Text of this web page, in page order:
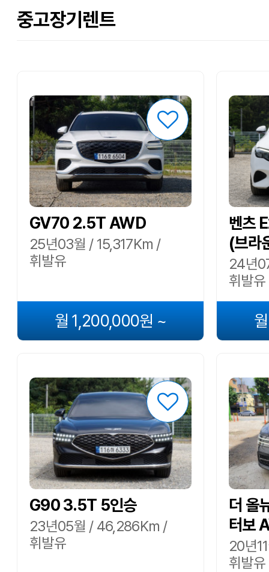
중고장기렌트
GV70 2.5T AWD
25년03월 / 15,317Km /
휘발유
월 1,200,000원 ~
벤츠
(브라
24년
휘발유
G90 3.5T 5인승
23년05월 / 46,286Km /
휘발유
더 올
터보
20년
휘발유